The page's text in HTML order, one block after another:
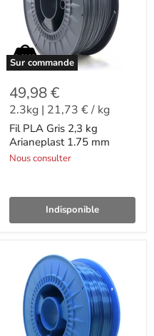
Sur commande
49,98 €
2.3kg | 21,73 €/ kg
Fil PLA Gris 2,3 kg
Arianeplast 1.75 mm
Nous consulter
Indisponible